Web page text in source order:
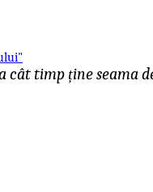
cât timp ține seama